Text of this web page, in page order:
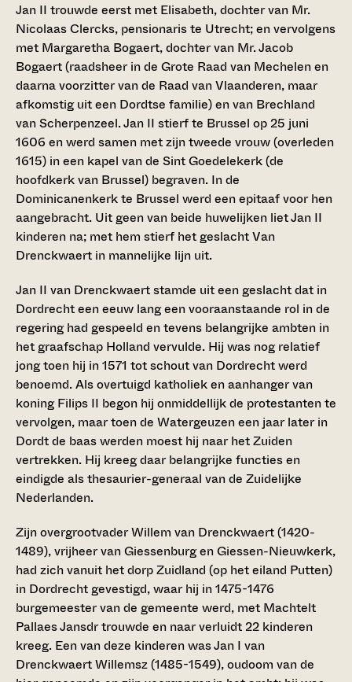
Jan II trouwde eerst met Elisabeth, dochter van Mr.
Nicolaas Clercks, pensionaris te Utrecht; en vervolgens
met Margaretha Bogaert, dochter van Mr. Jacob
Bogaert (raadsheer in de Grote Raad van Mechelen en
daarna voorzitter van de Raad van Vlaanderen, maar
afkomstig uit een Dordtse familie) en van Brechland
van Scherpenzeel. Jan II stierf te Brussel op 25 juni
1606 en werd samen met zijn tweede vrouw (overleden
1615) in een kapel van de Sint Goedelekerk (de
hoofdkerk van Brussel) begraven. In de
Dominicanenkerk te Brussel werd een epitaaf voor hen
aangebracht. Uit geen van beide huwelijken liet Jan II
kinderen na; met hem stierf het geslacht Van
Drenckwaert in mannelijke lijn uit.
Jan II van Drenckwaert stamde uit een geslacht dat in
Dordrecht een eeuw lang een vooraanstaande rol in de
regering had gespeeld en tevens belangrijke ambten in
het graafschap Holland vervulde. Hij was nog relatief
jong toen hij in 1571 tot schout van Dordrecht werd
benoemd. Als overtuigd katholiek en aanhanger van
koning Filips II begon hij onmiddellijk de protestanten te
vervolgen, maar toen de Watergeuzen een jaar later in
Dordt de baas werden moest hij naar het Zuiden
vertrekken. Hij kreeg daar belangrijke functies en
eindigde als thesaurier-generaal van de Zuidelijke
Nederlanden.
Zijn overgrootvader Willem van Drenckwaert (1420-
1489), vrijheer van Giessenburg en Giessen-Nieuwkerk,
had zich vanuit het dorp Zuidland (op het eiland Putten)
in Dordrecht gevestigd, waar hij in 1475-1476
burgemeester van de gemeente werd, met Machtelt
Pallaes Jansdr trouwde en naar verluidt 22 kinderen
kreeg. Een van deze kinderen was Jan I van
Drenckwaert Willemsz (1485-1549), oudoom van de